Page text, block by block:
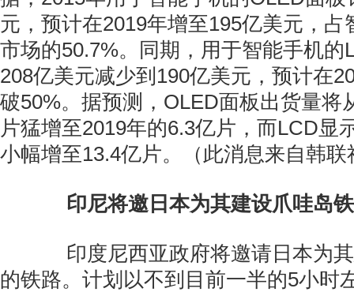
元，预计在2019年增至195亿美元，占
市场的50.7%。同期，用于智能手机的
208亿美元减少到190亿美元，预计在
破50%。据预测，OLED面板出货量将
片猛增至2019年的6.3亿片，而LCD显
小幅增至13.4亿片。（此消息来自韩联
印尼将邀日本为其建设爪哇岛
印度尼西亚政府将邀请日本为其
的铁路。计划以不到目前一半的5小时